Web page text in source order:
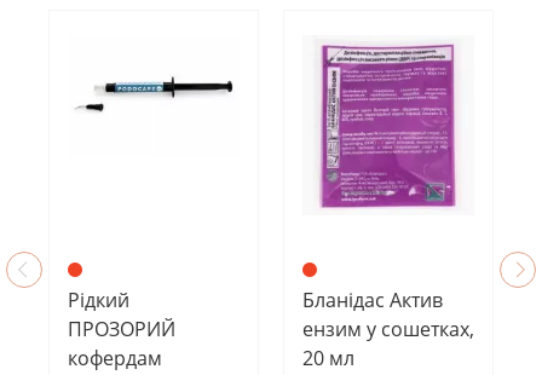
Рідкий
ПРОЗОРИЙ
кофердам
Бланідас Актив
ензим у сошетках,
20 мл